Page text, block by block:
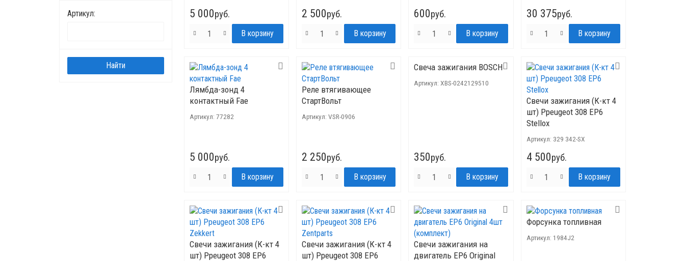
Артикул: 5 000руб. 2 500руб. 600руб. 30 375руб.
Лямбда-зонд 4
контактный Fae
Артикул: 77282
5 000руб.
Реле втягивающее
СтартВольт
Артикул: VSR-0906
2 250руб.
Свеча зажигания BOSCH
Артикул:XBS-0242129510
350руб.
Свечи зажигания (К-кт 4
шт) Ppeugeot 308 EP6
Stellox
Артикул: 329 342-SX
4 500руб.
Свечи зажигания (К-кт 4
шт) Ppeugeot 308 EP6
Свечи зажигания (К-кт 4
шт) Ppeugeot 308 EP6
Свечи зажигания на
двигатель EP6 Original
Форсунка топливная
Артикул: 1984J2